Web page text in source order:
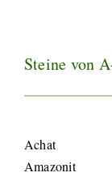
Steine von
Achat
Amazonit